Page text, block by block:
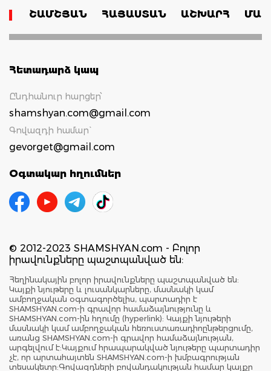
ՇԱՄՇՅԱՆ ՀԱՅԱՍՏԱՆ ԱՇԽԱՐՀ
Հետադարձ կապ
Ընդհանուր հարցեր՝
shamshyan.com@gmail.com
Գովազդի համար`
gevorget@gmail.com
Օգտակար հղումներ
© 2012-2023 SHAMSHYAN.com - Բոլոր
իրավունքները պաշտպանված են:
Հեղինակային բոլոր իրավունքները պաշտպանված են:
Կայքի նյութերը և լուսանկարները, մասնակի կամ
ամբողջական օգտագործելիս, պարտադիր է
SHAMSHYAN.com-ի գրավոր համաձայնությունը և
SHAMSHYAN.com-ին հղումը (hyperlink): Կայքի նյութերի
մասնակի կամ ամբողջական հեռուստառադիոընթերցումը,
առանց SHAMSHYAN.com-ի գրավոր համաձայնության,
արգելվում է:Կայքում հրապարակված նյութերը պարտադիր
չէ, որ արտահայտեն SHAMSHYAN.com-ի խմբագրության
տեսակետը:Գովազդների բովանդակության համար կայքը